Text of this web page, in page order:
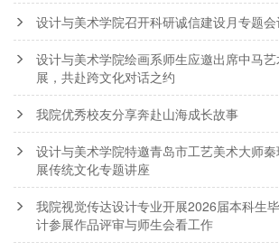
设计与美术学院召开科研诚信建设月专题会
设计与美术学院绘画系师生应邀出席中马
展，共赴跨文化对话之约
我院优秀校友分享奔赴山海成长故事
设计与美术学院特邀青岛市工艺美术大师
展传统文化专题讲座
我院视觉传达设计专业开展2026届本科生
计参展作品评审与师生会看工作